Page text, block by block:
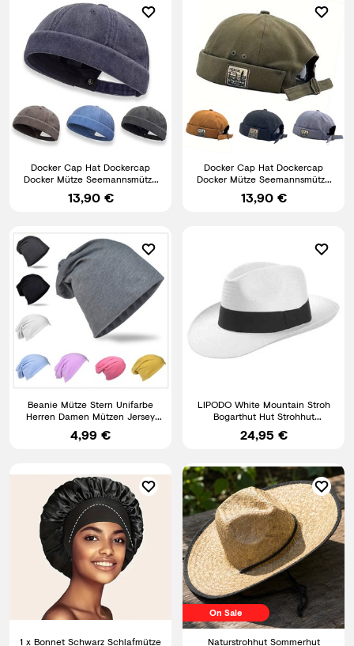
Docker Cap Hat Dockercap
Docker Mütze Seemannsmütze
Biker Beanie Damen Herren
13,90 €
Docker Cap Hat Dockercap
Docker Mütze Seemannsmütze
Biker Beanie Damen Herren
13,90 €
Beanie Mütze Stern Unifarbe
Herren Damen Mützen Jersey
Slouch Trend
4,99 €
LIPODO White Mountain Stroh
Bogarthut Hut Strohhut
Sommerhut Sonnenhut
24,95 €
1 x Bonnet Schwarz Schlafmütze
On Sale
Naturstrohhut Sommerhut